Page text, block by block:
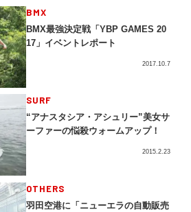
BMX
BMX最強決定戦「YBP GAMES 20
17」イベントレポート
2017.10.7
SURF
“アナスタシア・アシュリー”美女サ
ーファーの悩殺ウォームアップ！
2015.2.23
OTHERS
羽田空港に「ニューエラの自動販売